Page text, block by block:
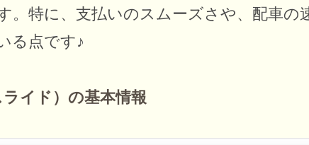
。特に、支払いのスムーズさや、配車の
る点です♪
イド）の基本情報